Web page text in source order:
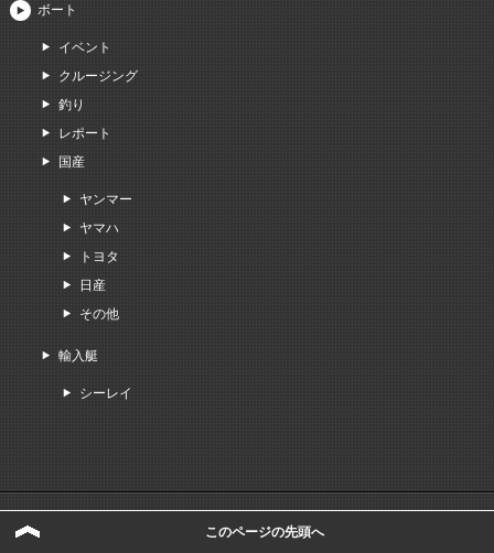
ボート
イベント
クルージング
釣り
レポート
国産
ヤンマー
ヤマハ
トヨタ
日産
その他
輸入艇
シーレイ
このページの先頭へ